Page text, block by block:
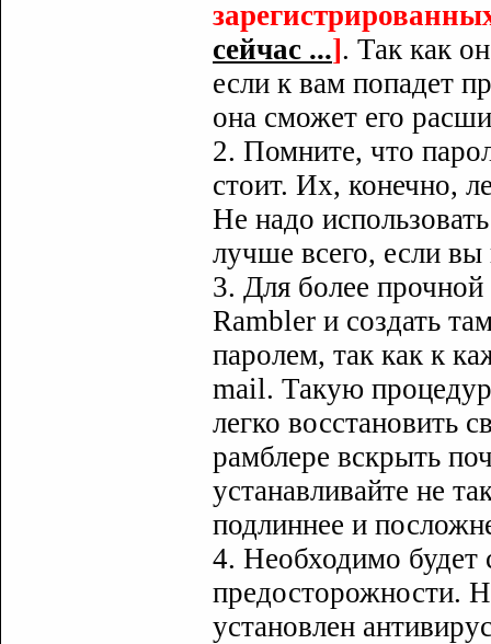
сейчас ...]. Так как
если к вам попадет
она сможет его
2. Помните, что
стоит. Их, конечно,
Не надо
лучше всего, если
3. Для более
Rambler и создать
паролем, так как к
mail. Такую
легко восстановить
рамблере вскрыть
устанавливайте не
подлиннее и
4. Необходимо
предосторожности.
установлен